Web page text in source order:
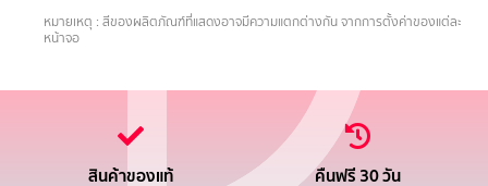
หมายเหตุ : สีของผลิตภัณฑ์ที่แสดงอาจมีความแตกต่างกัน จากการตั้งค่าของแต่ละ
หน้าจอ
สินค้าของแท้ คืนฟรี 30 วัน